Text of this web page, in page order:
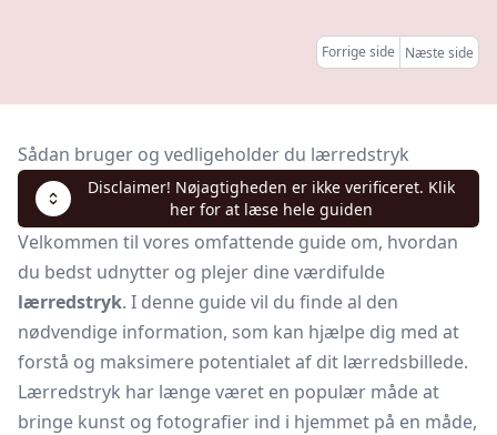
Forrige side Næste side
Sådan bruger og vedligeholder du lærredstryk
Disclaimer! Nøjagtigheden er ikke verificeret. Klik
her for at læse hele guiden
Velkommen til vores omfattende guide om, hvordan
du bedst udnytter og plejer dine værdifulde
lærredstryk. I denne guide vil du finde al den
nødvendige information, som kan hjælpe dig med at
forstå og maksimere potentialet af dit lærredsbillede.
Lærredstryk har længe været en populær måde at
bringe kunst og fotografier ind i hjemmet på en måde,